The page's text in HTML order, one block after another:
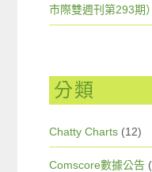
市際雙週刊第293期）
分類
Chatty Charts (12)
Comscore數據公告